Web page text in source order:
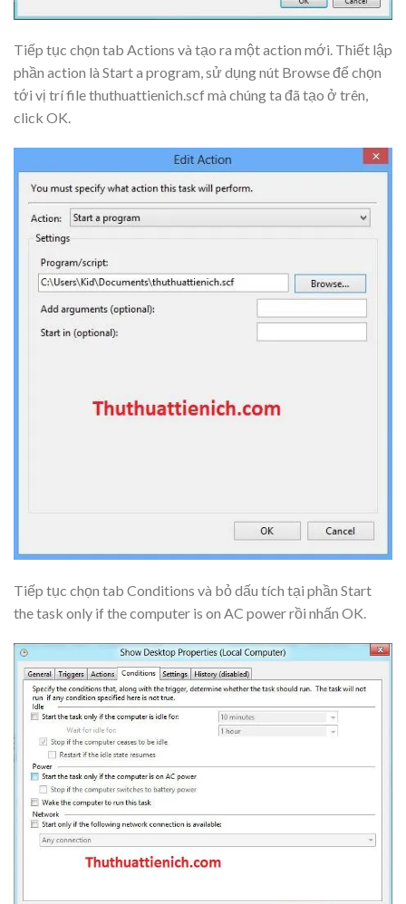
Tiếp tục chọn tab Actions và tạo ra một action mới. Thiết lập
phần action là Start a program, sử dụng nút Browseđể chọn
tới vị trí filethuthuattienich.scfmà chúng ta đã tạo ở trên,
click OK.
Tiếp tục chọn tab Conditions và bỏ dấu tích tại phần Start
the task only if the computer is on AC powerrồi nhấn OK.